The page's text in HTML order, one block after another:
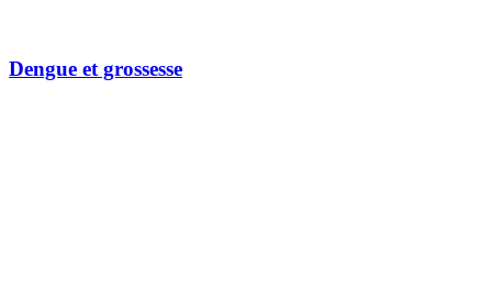
Dengue et grossesse